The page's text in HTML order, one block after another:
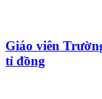
Giáo viên
tỉ đồng